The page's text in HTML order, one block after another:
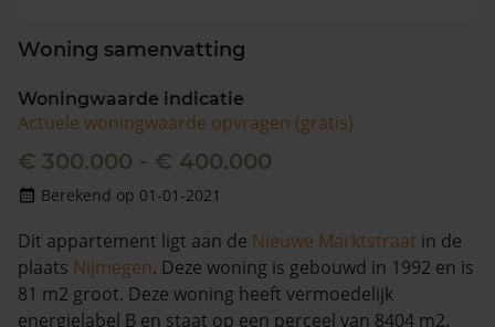
Woning samenvatting
Woningwaarde indicatie
Actuele woningwaarde opvragen (gratis)
€ 300.000 - € 400.000
Berekend op 01-01-2021
Dit appartement ligt aan de Nieuwe Marktstraat in de
plaats Nijmegen. Deze woning is gebouwd in 1992 en is
81 m2 groot. Deze woning heeft vermoedelijk
energielabel B en staat op een perceel van 8404 m2.